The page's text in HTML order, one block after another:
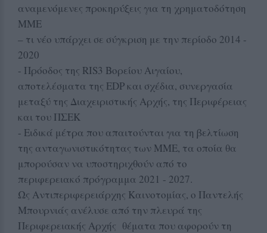
αναμενόμενες προκηρύξεις για τη χρηματοδότηση
ΜΜΕ
– τι νέο υπάρχει σε σύγκριση με την περίοδο 2014 -
2020
- Πρόοδος της RIS3 Βορείου Αιγαίου,
αποτελέσματα της EDP και σχέδια, συνεργασία
μεταξύ της Διαχειριστικής Αρχής, της Περιφέρειας
και του ΠΣΕΚ
- Ειδικά μέτρα που απαιτούνται για τη βελτίωση
της ανταγωνιστικότητας των ΜΜΕ, τα οποία θα
μπορούσαν να υποστηριχθούν από το
περιφερειακό πρόγραμμα 2021 - 2027.
Ως Αντιπεριφερειάρχης Καινοτομίας, ο Παντελής
Μπουρνιάς ανέλυσε από την πλευρά της
Περιφερειακής Αρχής θέματα που αφορούν τη